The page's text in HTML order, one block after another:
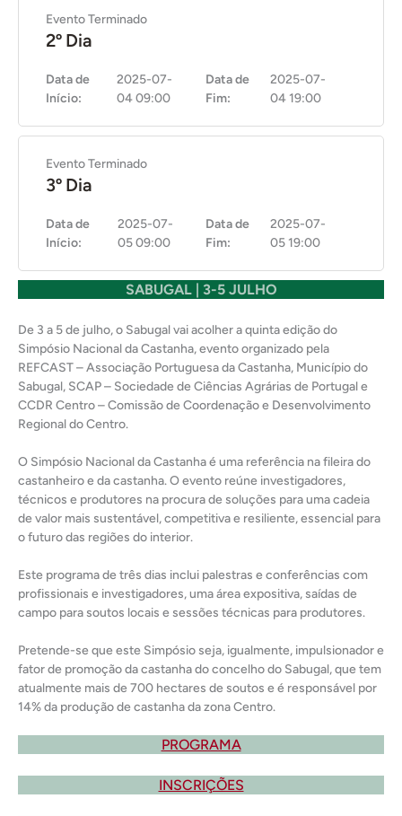
Evento Terminado
2º Dia
Data de
Início:
2025-07-
04 09:00
Data de
Fim:
2025-07-
04 19:00
Evento Terminado
3º Dia
Data de
Início:
2025-07-
05 09:00
Data de
Fim:
2025-07-
05 19:00
SABUGAL | 3-5 JULHO
De 3 a 5 de julho, o Sabugal vai acolher a quinta edição do
Simpósio Nacional da Castanha, evento organizado pela
REFCAST – Associação Portuguesa da Castanha, Município do
Sabugal, SCAP – Sociedade de Ciências Agrárias de Portugal e
CCDR Centro – Comissão de Coordenação e Desenvolvimento
Regional do Centro.
O Simpósio Nacional da Castanha é uma referência na fileira do
castanheiro e da castanha. O evento reúne investigadores,
técnicos e produtores na procura de soluções para uma cadeia
de valor mais sustentável, competitiva e resiliente, essencial para
o futuro das regiões do interior.
Este programa de três dias inclui palestras e conferências com
profissionais e investigadores, uma área expositiva, saídas de
campo para soutos locais e sessões técnicas para produtores.
Pretende-se que este Simpósio seja, igualmente, impulsionador e
fator de promoção da castanha do concelho do Sabugal, que tem
atualmente mais de 700 hectares de soutos e é responsável por
14% da produção de castanha da zona Centro.
PROGRAMA
INSCRIÇÕES